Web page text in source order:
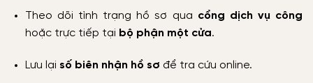
Theo dõi tình trạng hồ sơ qua cổng dịch vụ công
hoặc trực tiếp tại bộ phận một cửa.
Lưu lại số biên nhận hồ sơ để tra cứu online.